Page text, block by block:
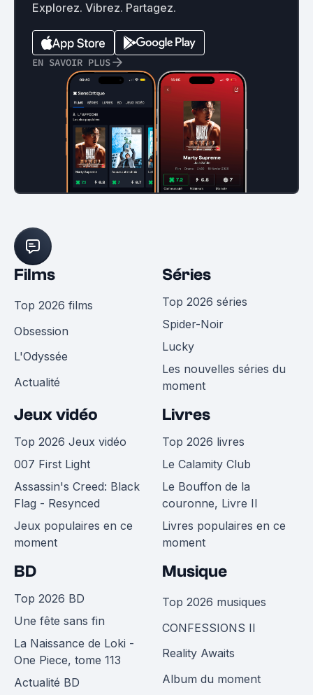
Explorez. Vibrez. Partagez.
EN SAVOIR PLUS
Films
Top 2026 films
Obsession
L'Odyssée
Actualité
Séries
Top 2026 séries
Spider-Noir
Lucky
Les nouvelles séries du
moment
Jeux vidéo
Top 2026 Jeux vidéo
007 First Light
Assassin's Creed: Black
Flag - Resynced
Jeux populaires en ce
moment
Livres
Top 2026 livres
Le Calamity Club
Le Bouffon de la
couronne, Livre II
Livres populaires en ce
moment
BD
Top 2026 BD
Une fête sans fin
La Naissance de Loki -
One Piece, tome 113
Actualité BD
Musique
Top 2026 musiques
CONFESSIONS II
Reality Awaits
Album du moment